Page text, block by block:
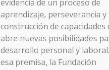
evidencia de un proceso de
aprendizaje, perseverancia y
construcción de capacidades
abre nuevas posibilidades
desarrollo personal y
esa premisa, la Fundación